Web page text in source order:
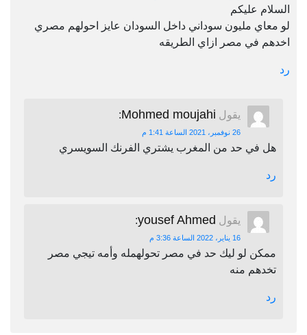
السلام عليكم
لو معاي مليون سوداني داخل السودان عايز احولهم مصري
اخدهم في مصر ازاي الطريقه
رد
يقول Mohmed moujahi
:
26 نوفمبر، 2021 الساعة 1:41 م
هل في حد من المغرب يشتري الفرنك السويسري
رد
يقول yousef Ahmed
:
16 يناير، 2022 الساعة 3:36 م
ممكن لو ليك حد في مصر تحولهمله وأمه تيجي مصر
تخدهم منه
رد